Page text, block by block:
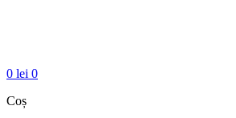
0 lei 0
Coș